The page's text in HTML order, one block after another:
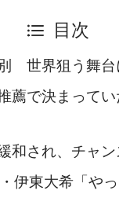
目次
世界狙う舞台
薦で決まって
和され、チャン
伊東大希「や